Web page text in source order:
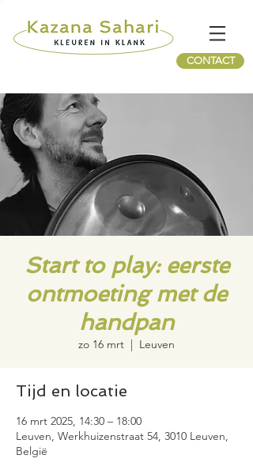
CONTACT
Start to play: eerste
ontmoeting met de
handpan
zo 16 mrt
  |
Leuven
Tijd en locatie
16 mrt 2025, 14:30 – 18:00
Leuven, Werkhuizenstraat 54, 3010 Leuven,
België